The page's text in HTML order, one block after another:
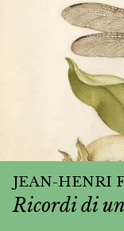
JEAN-HENRI
Ricordi di